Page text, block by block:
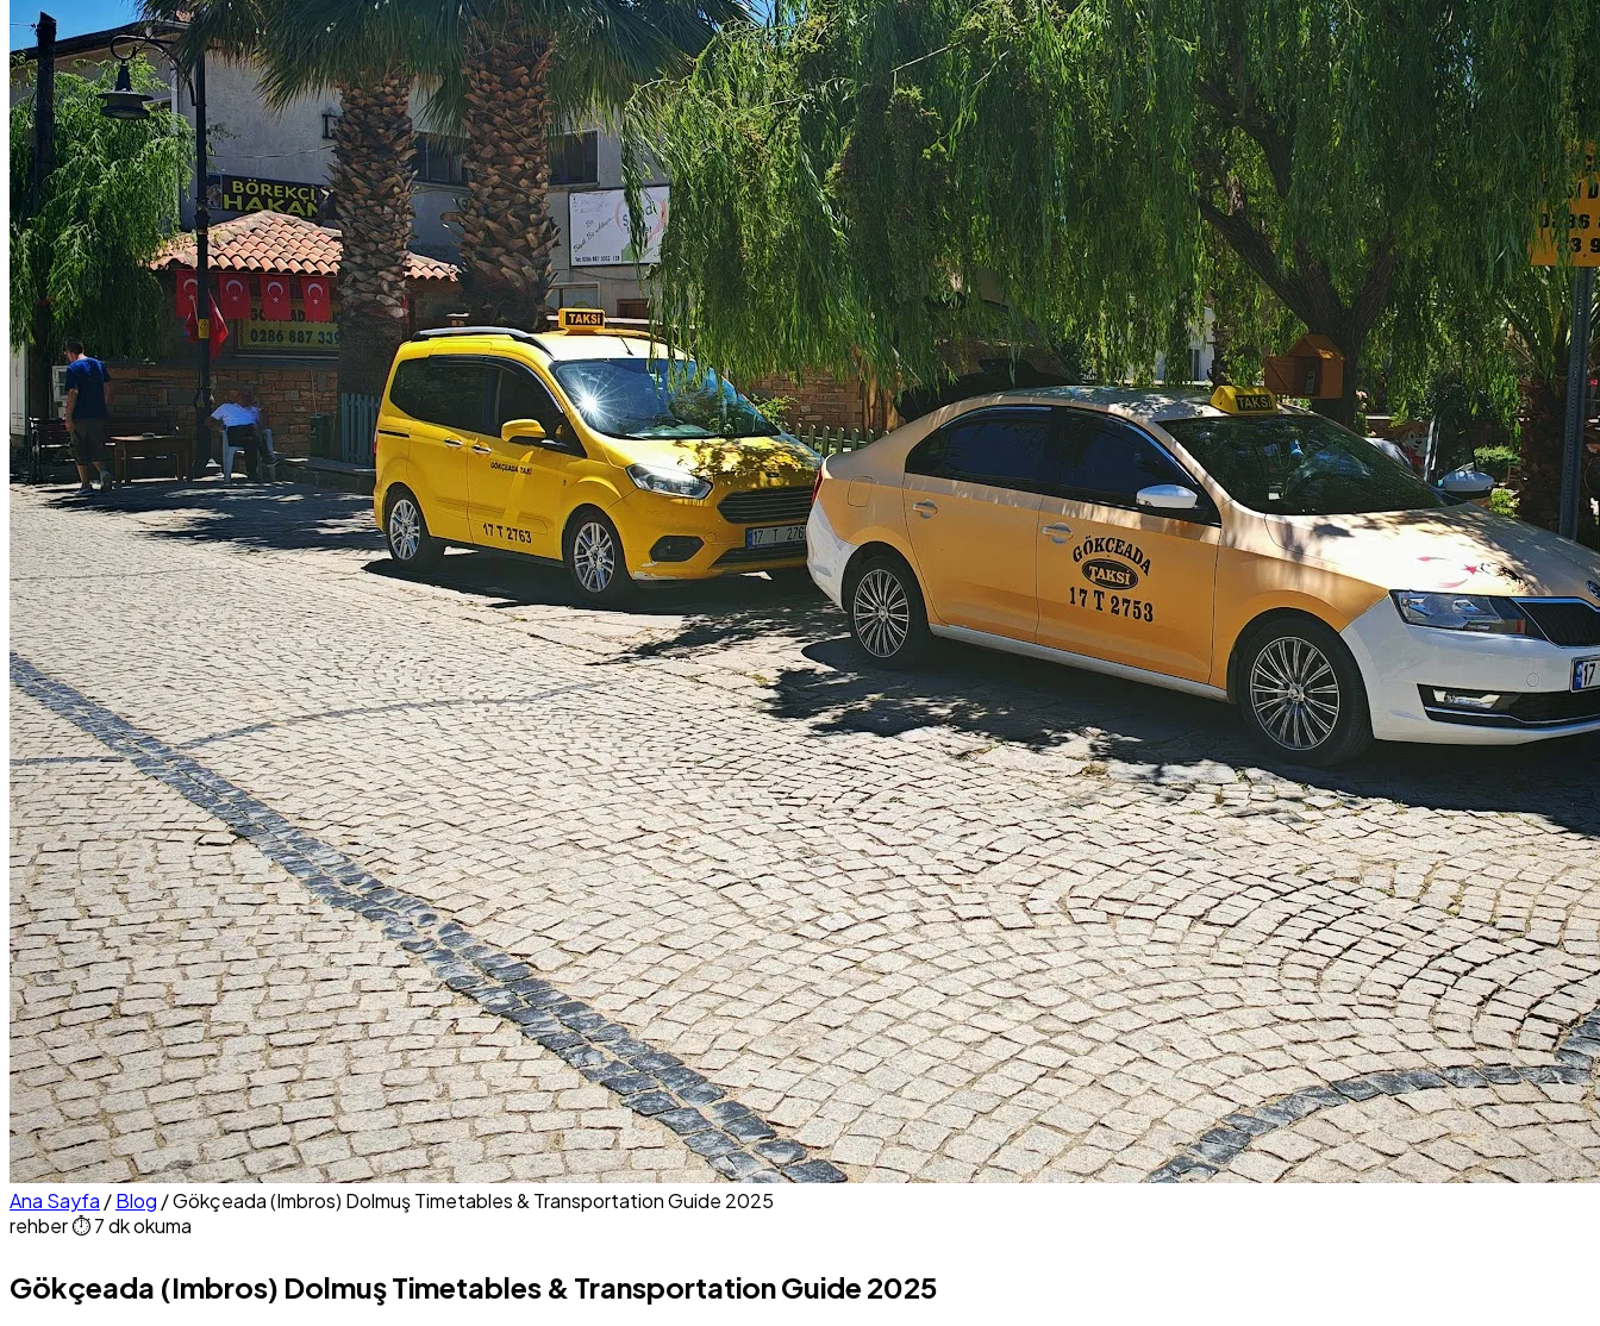
Ana Sayfa /Blog /Gökçeada (Imbros) Dolmuş Timetables & Transportation Guide 2025
rehber⏱ 7 dk okuma
Gökçeada (Imbros) Dolmuş Timetables & Transportation Guide 2025